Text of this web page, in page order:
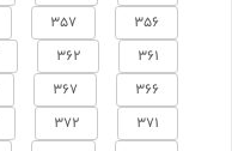
356
357
361
362
366
367
371
372